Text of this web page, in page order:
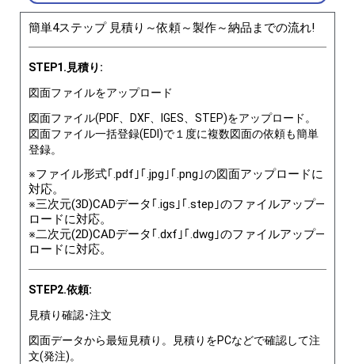
簡単4ステップ 見積り～依頼～製作～納品までの流れ!
STEP1.見積り:
図面ファイルをアップロード
図面ファイル(PDF、DXF、IGES、STEP)をアップロード。
図面ファイル一括登録(EDI)で１度に複数図面の依頼も簡単
登録。
※ファイル形式｢.pdf｣｢.jpg｣｢.png｣の図面アップロードに
対応。
※三次元(3D)CADデータ｢.igs｣｢.step｣のファイルアップ―
ロードに対応。
※二次元(2D)CADデータ｢.dxf｣｢.dwg｣のファイルアップ―
ロードに対応。
STEP2.依頼:
見積り確認･注文
図面データから最短見積り。見積りをPCなどで確認して注
文(発注)。